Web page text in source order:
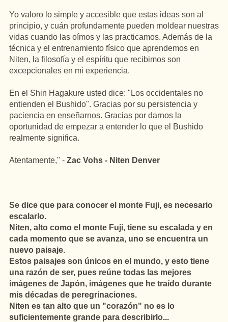
Yo valoro lo simple y accesible que estas ideas son al
principio, y cuán profundamente pueden moldear nuestras
vidas cuando las oímos y las practicamos. Además de la
técnica y el entrenamiento físico que aprendemos en
Niten, la filosofía y el espíritu que recibimos son
excepcionales en mi experiencia.
En el Shin Hagakure usted dice: "Los occidentales no
entienden el Bushido". Gracias por su persistencia y
paciencia en enseñarnos. Gracias por darnos la
oportunidad de empezar a entender lo que el Bushido
realmente significa.
Atentamente," - Zac Vohs - Niten Denver
Se dice que para conocer el monte Fuji, es necesario
escalarlo.
Niten, alto como el monte Fuji, tiene su escalada y en
cada momento que se avanza, uno se encuentra un
nuevo paisaje.
Estos paisajes son únicos en el mundo, y esto tiene
una razón de ser, pues reúne todas las mejores
imágenes de Japón, imágenes que he traído durante
mis décadas de peregrinaciones.
Niten es tan alto que un "corazón" no es lo
suficientemente grande para describirlo...